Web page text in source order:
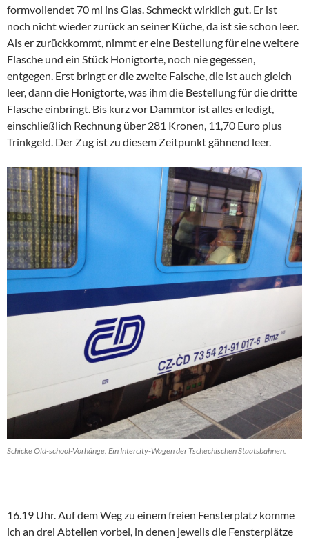
formvollendet 70 ml ins Glas. Schmeckt wirklich gut. Er ist
noch nicht wieder zurück an seiner Küche, da ist sie schon leer.
Als er zurückkommt, nimmt er eine Bestellung für eine weitere
Flasche und ein Stück Honigtorte, noch nie gegessen,
entgegen. Erst bringt er die zweite Falsche, die ist auch gleich
leer, dann die Honigtorte, was ihm die Bestellung für die dritte
Flasche einbringt. Bis kurz vor Dammtor ist alles erledigt,
einschließlich Rechnung über 281 Kronen, 11,70 Euro plus
Trinkgeld. Der Zug ist zu diesem Zeitpunkt gähnend leer.
Schicke Old-school-Vorhänge: Ein Intercity-Wagen der Tschechischen Staatsbahnen.
16.19 Uhr. Auf dem Weg zu einem freien Fensterplatz komme
ich an drei Abteilen vorbei, in denen jeweils die Fensterplätze